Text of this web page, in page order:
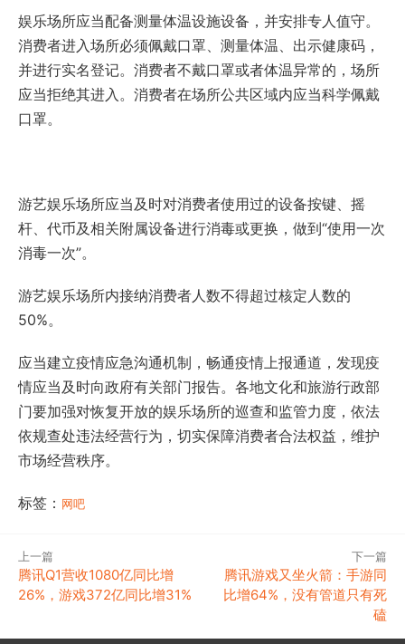
娱乐场所应当配备测量体温设施设备，并安排专人值守。
消费者进入场所必须佩戴口罩、测量体温、出示健康码，
并进行实名登记。消费者不戴口罩或者体温异常的，场所
应当拒绝其进入。消费者在场所公共区域内应当科学佩戴
口罩。
游艺娱乐场所应当及时对消费者使用过的设备按键、摇
杆、代币及相关附属设备进行消毒或更换，做到“使用一次
消毒一次”。
游艺娱乐场所内接纳消费者人数不得超过核定人数的
50%。
应当建立疫情应急沟通机制，畅通疫情上报通道，发现疫
情应当及时向政府有关部门报告。各地文化和旅游行政部
门要加强对恢复开放的娱乐场所的巡查和监管力度，依法
依规查处违法经营行为，切实保障消费者合法权益，维护
市场经营秩序。
标签： 网吧
上一篇
腾讯Q1营收1080亿同比增
26%，游戏372亿同比增31%
下一篇
腾讯游戏又坐火箭：手游同
比增64%，没有管道只有死
磕